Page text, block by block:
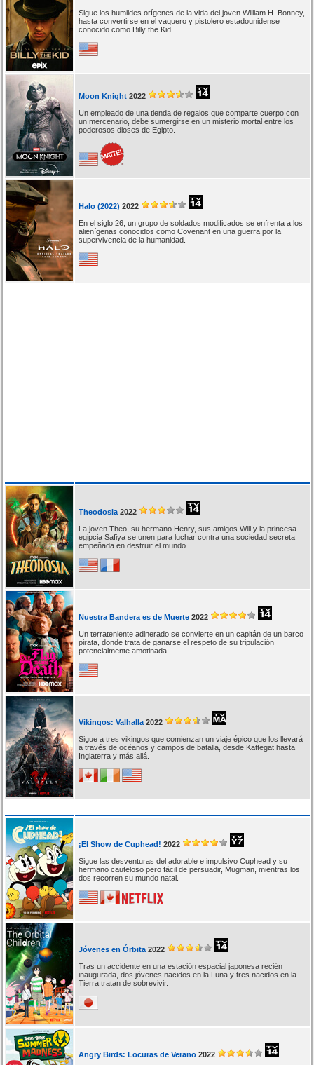
Sigue los humildes orígenes de la vida del joven William H. Bonney,
hasta convertirse en el vaquero y pistolero estadounidense
conocido como Billy the Kid.
Moon Knight 2022
Un empleado de una tienda de regalos que comparte cuerpo con
un mercenario, debe sumergirse en un misterio mortal entre los
poderosos dioses de Egipto.
Halo (2022) 2022
En el siglo 26, un grupo de soldados modificados se enfrenta a los
alienígenas conocidos como Covenant en una guerra por la
supervivencia de la humanidad.
Theodosia 2022
La joven Theo, su hermano Henry, sus amigos Will y la princesa
egipcia Safiya se unen para luchar contra una sociedad secreta
empeñada en destruir el mundo.
Nuestra Bandera es de Muerte 2022
Un terrateniente adinerado se convierte en un capitán de un barco
pirata, donde trata de ganarse el respeto de su tripulación
potencialmente amotinada.
Vikingos: Valhalla 2022
Sigue a tres vikingos que comienzan un viaje épico que los llevará
a través de océanos y campos de batalla, desde Kattegat hasta
Inglaterra y más allá.
¡El Show de Cuphead! 2022
Sigue las desventuras del adorable e impulsivo Cuphead y su
hermano cauteloso pero fácil de persuadir, Mugman, mientras los
dos recorren su mundo natal.
Jóvenes en Órbita 2022
Tras un accidente en una estación espacial japonesa recién
inaugurada, dos jóvenes nacidos en la Luna y tres nacidos en la
Tierra tratan de sobrevivir.
Angry Birds: Locuras de Verano 2022